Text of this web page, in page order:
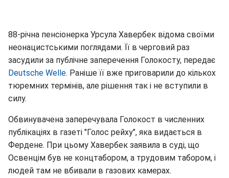
88-річна пенсіонерка Урсула Хавербек відома своїми
неонацистськими поглядами. Її в черговий раз
засудили за публічне заперечення Голокосту, передає
Deutsche Welle. Раніше її вже приговарили до кількох
тюремних термінів, але рішення так і не вступили в
силу.
Обвинувачена заперечувала Голокост в численних
публікаціях в газеті "Голос рейху", яка видається в
Фердене. При цьому Хавербек заявила в суді, що
Освенцім був не концтабором, а трудовим табором, і
людей там не вбивали в газових камерах.